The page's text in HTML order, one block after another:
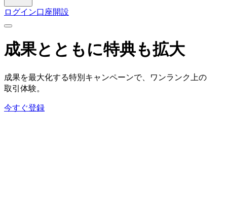
ログイン口座開設
成果とともに特典も拡大
成果を最大化する特別キャンペーンで、 ワンランク上の
取引体験。
今すぐ登録